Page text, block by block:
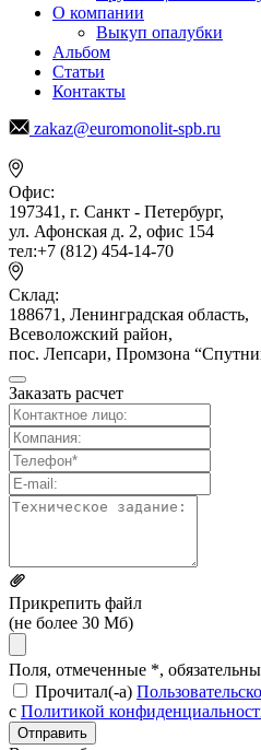
О компании
Выкуп опалубки
Альбом
Статьи
Контакты
zakaz@euromonolit-spb.ru
Офис:
197341, г. Санкт - Петербург,
ул. Афонская д. 2, офис 154
тел:+7 (812) 454-14-70
Склад:
188671, Ленинградская область,
Всеволожский район,
пос. Лепсари, Промзона
Заказать расчет
Прикрепить файл
(не более 30 Мб)
Поля, отмеченные *,
Прочитал(-а)
с Политикой
Отправить